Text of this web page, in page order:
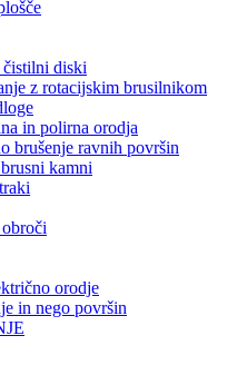
diski
z rotacijskim brusilnikom
in polirna orodja
brušenje ravnih površin
kamni
orodje
in nego površin